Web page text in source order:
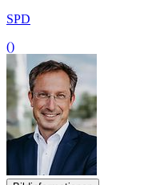
SPD
()